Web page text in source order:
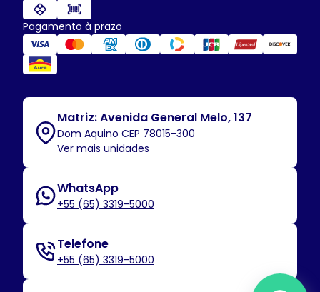
Pagamento à prazo
Matriz: Avenida General Melo, 137
Dom Aquino CEP 78015-300
Ver mais unidades
WhatsApp
+55 (65) 3319-5000
Telefone
+55 (65) 3319-5000